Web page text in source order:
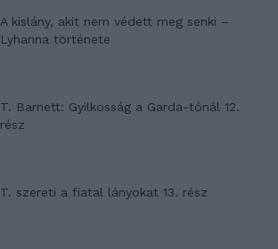
A kislány, akit nem védett meg senki –
Lyhanna története
T. Barnett: Gyilkosság a Garda-tónál 12.
rész
T. szereti a fiatal lányokat 13. rész